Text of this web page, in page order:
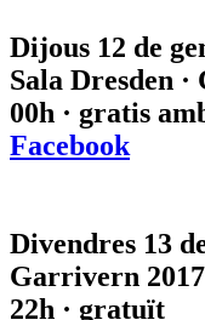
Dijous 12 de
Sala Dresden
00h · gratis
Facebook
Divendres 13
Garrivern
22h · gratuït